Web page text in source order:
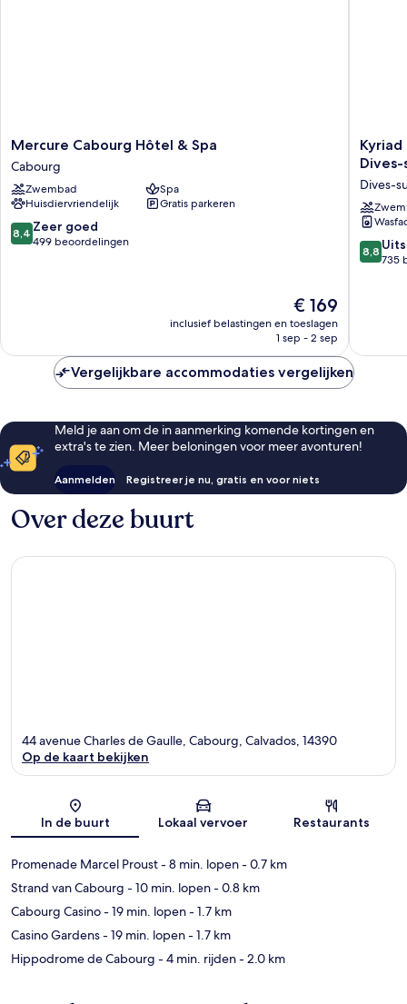
Mercure
Cabourg
Hôtel
&
Spa
Cabourg
Mercure Cabourg Hôtel & Spa
Cabourg
Zwembad
Spa
Huisdiervriendelijk
Gratis parkeren
8.4
van
8,4 Zeer goed
499 beoordelingen
De
prijs
is
€ 169
inclusief belastingen en toeslagen
1 sep - 2 sep
Kyriad
Prestige
&
Spa
-
Dives-
Kyriad
Dives-
8.8
van
8,8
735
Vergelijkbare accommodaties vergelijken
Meld je aan om de in aanmerking komende kortingen en
extra's te zien. Meer beloningen voor meer avonturen!
Aanmelden Registreer je nu, gratis en voor niets
Over deze buurt
Kaart
44 avenue Charles de Gaulle, Cabourg, Calvados, 14390
Op de kaart bekijken
In de buurt Lokaal vervoer Restaurants
Promenade Marcel Proust- 8 min. lopen- 0.7 km
Strand van Cabourg - 10 min. lopen- 0.8 km
Cabourg Casino- 19 min. lopen- 1.7 km
Casino Gardens- 19 min. lopen- 1.7 km
Hippodrome de Cabourg - 4 min. rijden- 2.0 km